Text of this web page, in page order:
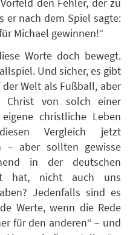
er nach dem Spiel sagte:
Michael gewinnen!“
Worte doch bewegt.
Und sicher, es gibt
Welt als Fußball, aber
von solch einer
christliche Leben
Vergleich jetzt
– aber sollten gewisse
in der deutschen
hat, nicht auch uns
Jedenfalls sind es
Werte, wenn die Rede
für den anderen“ – und